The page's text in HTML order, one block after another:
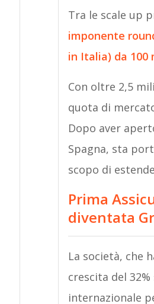
Tra le scale up
imponente
in Italia) da 100
Con oltre 2,5
quota di
Dopo aver
Spagna, sta
scopo di
Prima
diventata
La società, che
crescita del
internazionale